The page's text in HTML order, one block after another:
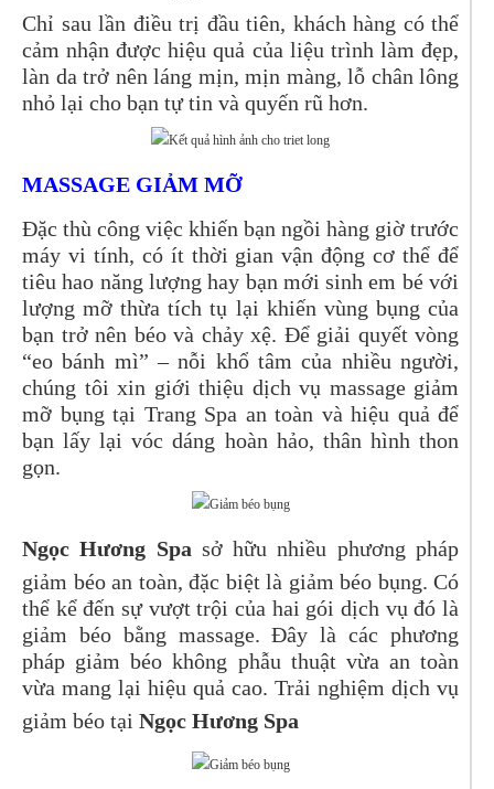
Chỉ sau lần điều trị đầu tiên, khách hàng có thể
cảm nhận được hiệu quả của liệu trình làm đẹp,
làn da trở nên láng mịn, mịn màng, lỗ chân lông
nhỏ lại cho bạn tự tin và quyến rũ hơn.
MASSAGE GIẢM MỠ
Đặc thù công việc khiến bạn ngồi hàng giờ trước
máy vi tính, có ít thời gian vận động cơ thể để
tiêu hao năng lượng hay bạn mới sinh em bé với
lượng mỡ thừa tích tụ lại khiến vùng bụng của
bạn trở nên béo và chảy xệ. Để giải quyết vòng
“eo bánh mì” – nỗi khổ tâm của nhiều người,
chúng tôi xin giới thiệu dịch vụ massage giảm
mỡ bụng tại Trang Spa an toàn và hiệu quả để
bạn lấy lại vóc dáng hoàn hảo, thân hình thon
gọn.
Ngọc Hương Spasở hữu nhiều phương pháp
giảm béo an toàn, đặc biệt là giảm béo bụng. Có
thể kể đến sự vượt trội của hai gói dịch vụ đó là
giảm béo bằng massage. Đây là các phương
pháp giảm béo không phẫu thuật vừa an toàn
vừa mang lại hiệu quả cao. Trải nghiệm dịch vụ
giảm béo tại Ngọc Hương Spa